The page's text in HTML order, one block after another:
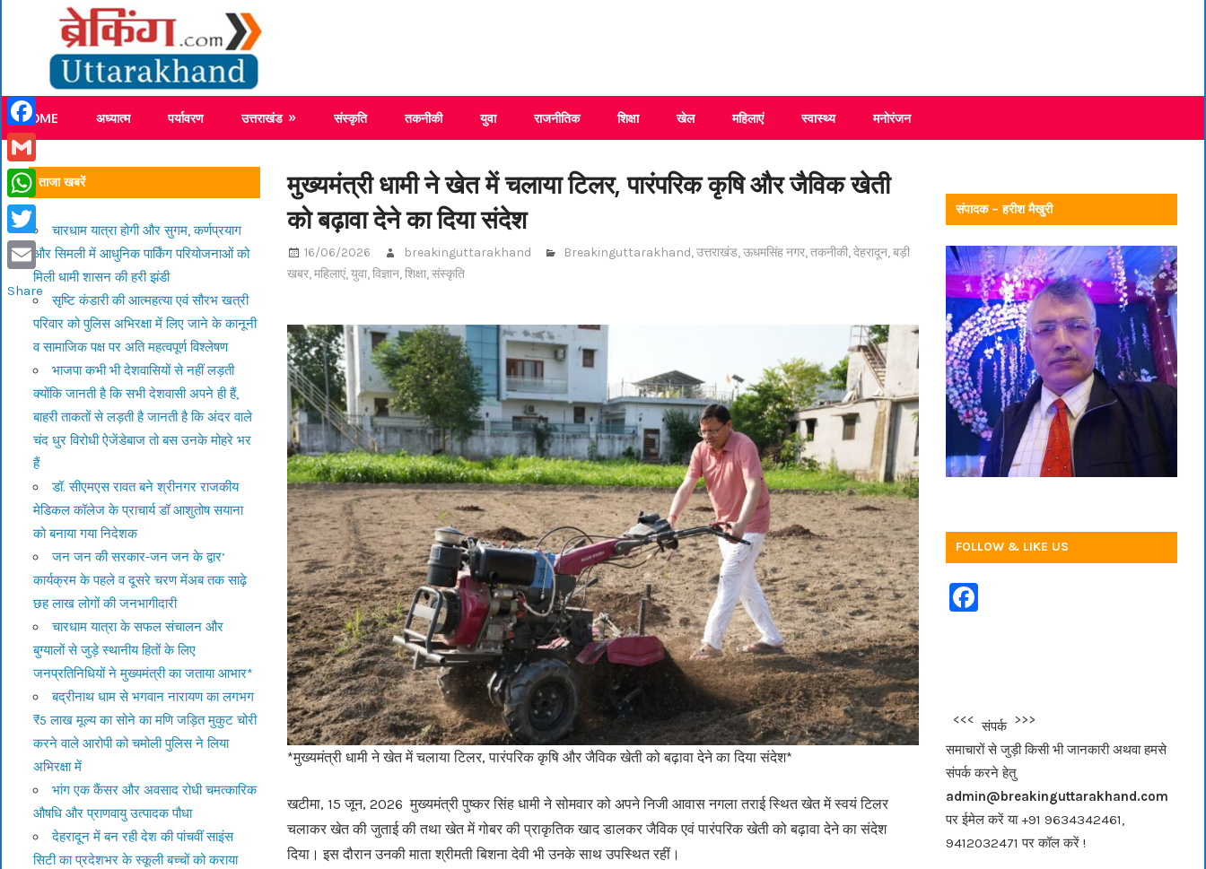
content
Breaking News Uttarakhand
HOME अध्यात्म पर्यावरण उत्तराखंड संस्कृति तकनीकी युवा राजनीतिक शिक्षा खेल महिलाएं स्वास्थ्य मनोरंजन
मुख्यमंत्री धामी ने खेत में चलाया टिलर, पारंपरिक कृषि और जैविक खेती
को बढ़ावा देने का दिया संदेश
16/06/2026 breakinguttarakhand Breakinguttarakhand,उत्तराखंड,ऊधमसिंह नगर,तकनीकी,देहरादून,बड़ी
खबर,महिलाएं,युवा,विज्ञान,शिक्षा,संस्कृति
*मुख्यमंत्री धामी ने खेत में चलाया टिलर, पारंपरिक कृषि और जैविक खेती को बढ़ावा देने का दिया संदेश*
खटीमा, 15 जून, 2026 मुख्यमंत्री पुष्कर सिंह धामी ने सोमवार को अपने निजी आवास नगला तराई स्थित खेत में स्वयं टिलर
चलाकर खेत की जुताई की तथा खेत में गोबर की प्राकृतिक खाद डालकर जैविक एवं पारंपरिक खेती को बढ़ावा देने का संदेश
दिया। इस दौरान उनकी माता श्रीमती बिशना देवी भी उनके साथ उपस्थित रहीं।
ताजा खबरें
चारधाम यात्रा होगी और सुगम, कर्णप्रयाग
और सिमली में आधुनिक पार्किंग परियोजनाओं को
मिली धामी शासन की हरी झंडी
सृष्टि कंडारी की आत्महत्या एवं सौरभ खत्री
परिवार को पुलिस अभिरक्षा में लिए जाने के कानूनी
व सामाजिक पक्ष पर अति महत्वपूर्ण विश्लेषण
भाजपा कभी भी देशवासियों से नहीं लड़ती
क्योंकि जानती है कि सभी देशवासी अपने ही हैं,
बाहरी ताकतों से लड़ती है जानती है कि अंदर वाले
चंद धुर विरोधी ऐजेंडेबाज तो बस उनके मोहरे भर
हैं
डॉ. सीएमएस रावत बने श्रीनगर राजकीय
मेडिकल कॉलेज के प्राचार्य डॉ आशुतोष सयाना
को बनाया गया निदेशक
जन जन की सरकार-जन जन के द्वार’
कार्यक्रम के पहले व दूसरे चरण मेंअब तक साढ़े
छह लाख लोगों की जनभागीदारी
चारधाम यात्रा के सफल संचालन और
बुग्यालों से जुड़े स्थानीय हितों के लिए
जनप्रतिनिधियों ने मुख्यमंत्री का जताया आभार*
बद्रीनाथ धाम से भगवान नारायण का लगभग
₹5 लाख मूल्य का सोने का मणि जड़ित मुकुट चोरी
करने वाले आरोपी को चमोली पुलिस ने लिया
अभिरक्षा में
भांग एक कैंसर और अवसाद रोधी चमत्कारिक
औषधि और प्राणवायु उत्पादक पौधा
देहरादून में बन रही देश की पांचवीं साइंस
सिटी का प्रदेशभर के स्कूली बच्चों को कराया
संपादक – हरीश मैखुरी
FOLLOW & LIKE US
F
b
o
o
k
<<<संपर्क>>>
समाचारों से जुड़ी किसी भी जानकारी अथवा हमसे
संपर्क करने हेतु
admin@breakinguttarakhand.com
पर ईमेल करें या +91 9634342461,
9412032471 पर कॉल करें !
Facebook
Gmail
WhatsApp
Twitter
Email
Share